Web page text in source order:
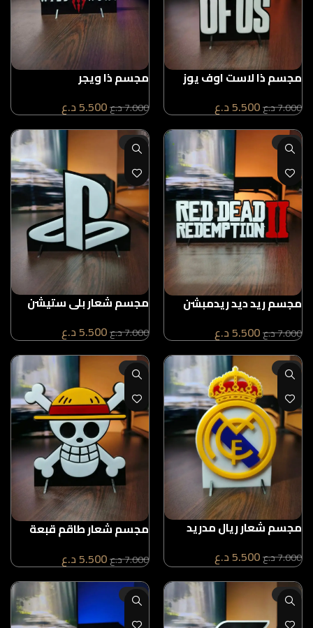
مجسم ذا لاست اوف يوز
7.000د.ع5.500د.ع
مجسم ذا ويجر
7.000د.ع5.500د.ع
-21%
مجسم ريد ديد ريدمبشن
7.000د.ع5.500د.ع
-21%
مجسم شعار بلي ستيشن
7.000د.ع5.500د.ع
-21%
مجسم شعار ريال مدريد
7.000د.ع5.500د.ع
-21%
مجسم شعار طاقم قبعة
7.000د.ع5.500د.ع
-21%
-21%